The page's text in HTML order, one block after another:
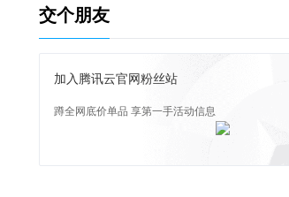
交个朋友
加入腾讯云官网粉丝站
蹲全网底价单品 享第一手活动信息